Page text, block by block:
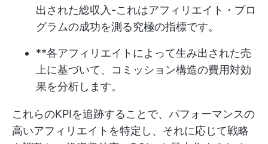
出された総収入-これはアフィリエイト・プロ
グラムの成功を測る究極の指標です。
**各アフィリエイトによって生み出された売
上に基づいて、コミッション構造の費用対効
果を分析します。
これらのKPIを追跡することで、パフォーマンスの
高いアフィリエイトを特定し、それに応じて戦略